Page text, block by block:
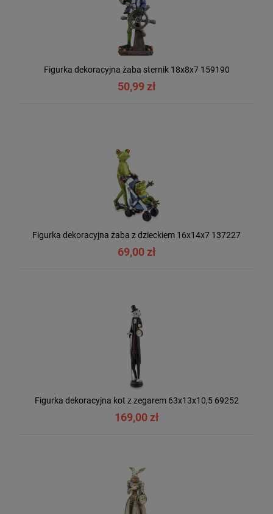
Figurka dekoracyjna żaba sternik 18x8x7 159190
50,99 zł
Figurka dekoracyjna żaba z dzieckiem 16x14x7 137227
69,00 zł
Figurka dekoracyjna kot z zegarem 63x13x10,5 69252
169,00 zł